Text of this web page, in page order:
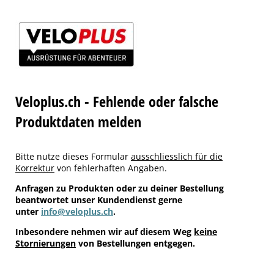
Veloplus.ch - Fehlende oder falsche
Produktdaten melden
Bitte nutze dieses Formular ausschliesslich für die
Korrektur von fehlerhaften Angaben.
Anfragen zu Produkten oder zu deiner Bestellung
beantwortet unser Kundendienst gerne
unter info@veloplus.ch.
Inbesondere nehmen wir auf diesem Weg keine
Stornierungen von Bestellungen entgegen.